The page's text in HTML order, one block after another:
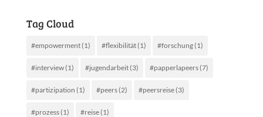
Tag Cloud
#empowerment(1) #flexibilität(1) #forschung(1)
#interview(1) #jugendarbeit(3) #papperlapeers(7)
#partizipation (1) #peers(2) #peersreise(3)
#prozess(1) #reise(1)